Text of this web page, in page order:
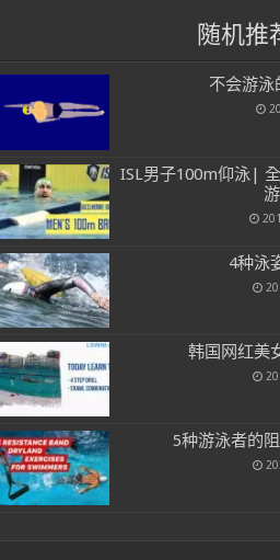
随机推
不会游泳
ISL男子100m仰泳|
4种泳
韩国网红美
5种游泳者的